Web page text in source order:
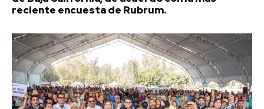
reciente encuesta de Rubrum.